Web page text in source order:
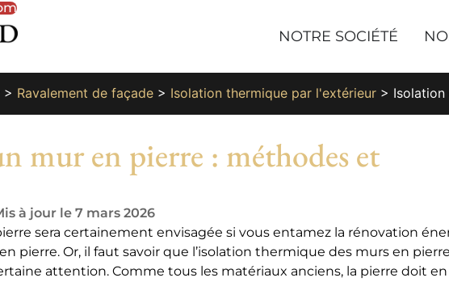
NOTRE SOCIÉTÉ
> Ravalement de façade > Isolation thermique par l'extérieur > Isolation
mur en pierre : méthodes et
à jour le 7 mars 2026
sera certainement envisagée si vous entamez la rénovation
pierre. Or, il faut savoir que l’isolation thermique des murs en
attention. Comme tous les matériaux anciens, la pierre doit